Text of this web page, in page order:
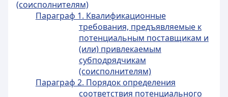
(соисполнителям)
Параграф 1. Квалификационные
требования, предъявляемые к
потенциальным поставщикам и
(или) привлекаемым
субподрядчикам
(соисполнителям)
Параграф 2. Порядок определения
соответствия потенциального